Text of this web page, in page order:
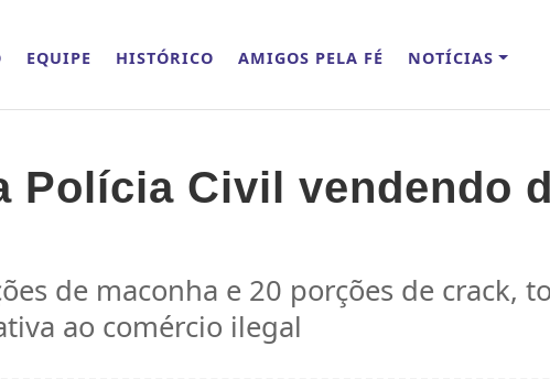
EQUIPE HISTÓRICO AMIGOS PELA FÉ NOTÍCIAS
Polícia Civil vendendo
de maconha e 20 porções de crack,
ao comércio ilegal